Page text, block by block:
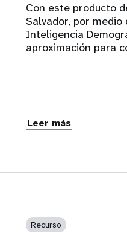
Con este producto
Salvador, por
Inteligencia
aproximación para
Leer más
Recurso